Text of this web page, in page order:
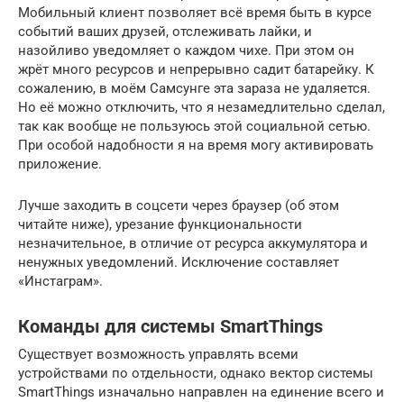
Мобильный клиент позволяет всё время быть в курсе
событий ваших друзей, отслеживать лайки, и
назойливо уведомляет о каждом чихе. При этом он
жрёт много ресурсов и непрерывно садит батарейку. К
сожалению, в моём Самсунге эта зараза не удаляется.
Но её можно отключить, что я незамедлительно сделал,
так как вообще не пользуюсь этой социальной сетью.
При особой надобности я на время могу активировать
приложение.
Лучше заходить в соцсети через браузер (об этом
читайте ниже), урезание функциональности
незначительное, в отличие от ресурса аккумулятора и
ненужных уведомлений. Исключение составляет
«Инстаграм».
Команды для системы SmartThings
Существует возможность управлять всеми
устройствами по отдельности, однако вектор системы
SmartThings изначально направлен на единение всего и